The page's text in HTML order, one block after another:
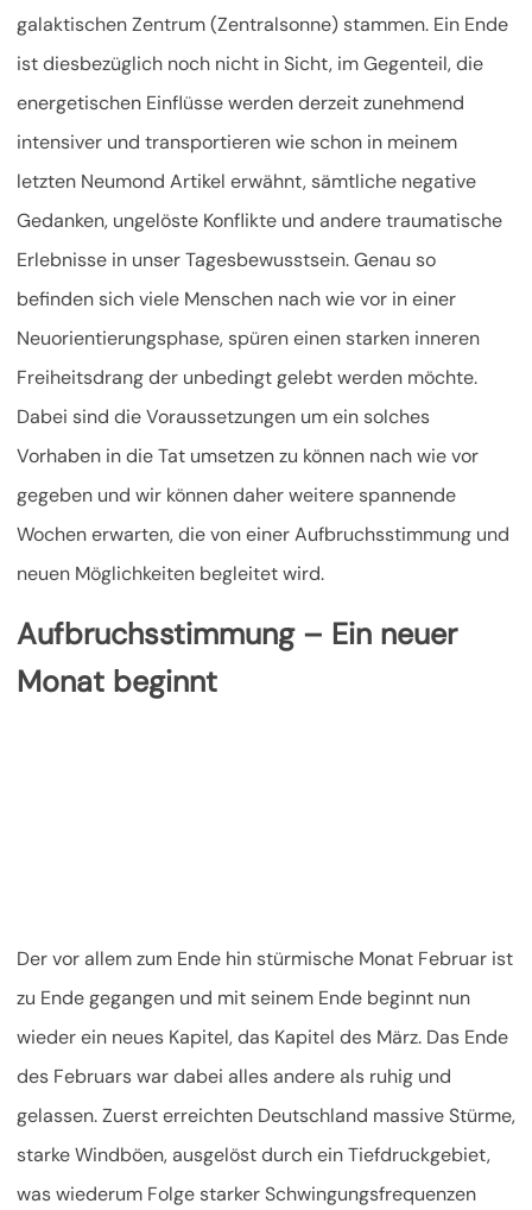
galaktischen Zentrum (Zentralsonne) stammen. Ein Ende
ist diesbezüglich noch nicht in Sicht, im Gegenteil, die
energetischen Einflüsse werden derzeit zunehmend
intensiver und transportieren wie schon in meinem
letzten Neumond Artikel erwähnt, sämtliche negative
Gedanken, ungelöste Konflikte und andere traumatische
Erlebnisse in unser Tagesbewusstsein. Genau so
befinden sich viele Menschen nach wie vor in einer
Neuorientierungsphase, spüren einen starken inneren
Freiheitsdrang der unbedingt gelebt werden möchte.
Dabei sind die Voraussetzungen um ein solches
Vorhaben in die Tat umsetzen zu können nach wie vor
gegeben und wir können daher weitere spannende
Wochen erwarten, die von einer Aufbruchsstimmung und
neuen Möglichkeiten begleitet wird.
Aufbruchsstimmung – Ein neuer
Monat beginnt
Der vor allem zum Ende hin stürmische Monat Februar ist
zu Ende gegangen und mit seinem Ende beginnt nun
wieder ein neues Kapitel, das Kapitel des März. Das Ende
des Februars war dabei alles andere als ruhig und
gelassen. Zuerst erreichten Deutschland massive Stürme,
starke Windböen, ausgelöst durch ein Tiefdruckgebiet,
was wiederum Folge starker Schwingungsfrequenzen